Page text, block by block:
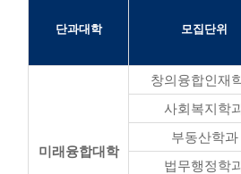
단과대학 모집단위
미래융합대학
창의융합인재
사회복지학
부동산학과
법무행정학